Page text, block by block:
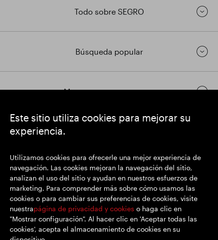
Este sitio utiliza cookies para mejorar su
experiencia.
Utilizamos cookies para ofrecerle una mejor experiencia de
navegación. Las cookies mejoran la navegación del sitio,
analizan el uso del sitio y ayudan en nuestros esfuerzos de
marketing. Para comprender más sobre cómo usamos las
cookies o para cambiar sus preferencias de cookies, visite
nuestrapágina de privacidad y cookies o haga clic en
"Mostrar configuración". Al hacer clic en 'Aceptar todas las
cookies', acepta el almacenamiento de cookies en su
Todo sobre SEGRO
Búsqueda popular
Mantenerse en contacto
Domicilio social: 1 New Burlington Place, Londres W1S 2HR
Número de registro del Reino Unido 167591
Lugar de registro: Inglaterra y Gales
© SEGRO 2022